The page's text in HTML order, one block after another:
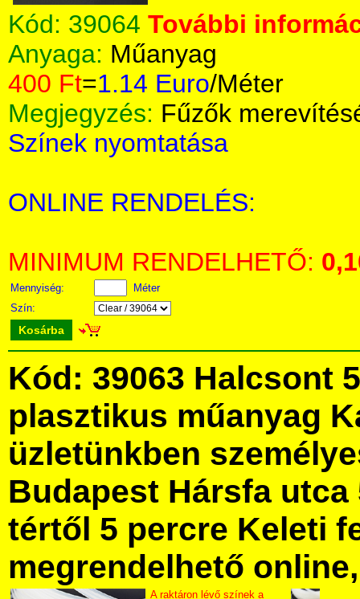
Kód: 39064 További
Anyaga: Műanyag
400 Ft=1.14 Euro/Méter
Megjegyzés: Fűzők
Színek nyomtatása
ONLINE RENDELÉS:
MINIMUM RENDELHETŐ:
Mennyiség:
Méter
Szín:
Kosárba
Kód: 39063 Halcsont
plasztikus műanyag
üzletünkben
Budapest Hársfa utca
tértől 5 percre Keleti
megrendelhető
A raktáron lévő színek a